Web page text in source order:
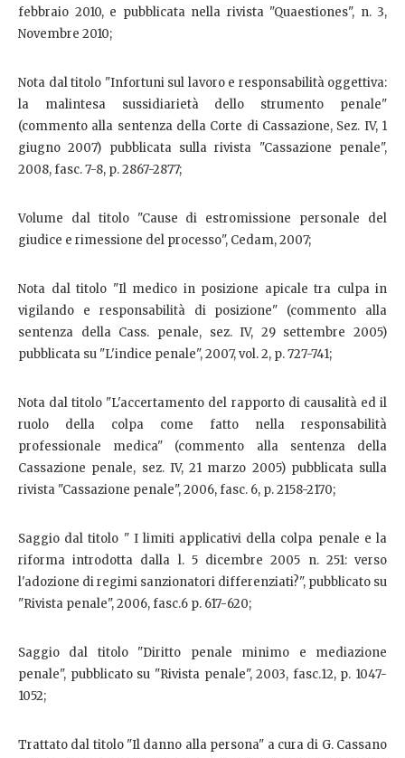
febbraio 2010, e pubblicata nella rivista "Quaestiones", n. 3,
Novembre 2010;
Nota dal titolo "Infortuni sul lavoro e responsabilità oggettiva:
la malintesa sussidiarietà dello strumento penale"
(commento alla sentenza della Corte di Cassazione, Sez. IV, 1
giugno 2007) pubblicata sulla rivista "Cassazione penale",
2008, fasc. 7-8, p. 2867-2877;
Volume dal titolo "Cause di estromissione personale del
giudice e rimessione del processo", Cedam, 2007;
Nota dal titolo "Il medico in posizione apicale tra culpa in
vigilando e responsabilità di posizione" (commento alla
sentenza della Cass. penale, sez. IV, 29 settembre 2005)
pubblicata su "L'indice penale", 2007, vol. 2, p. 727-741;
Nota dal titolo "L'accertamento del rapporto di causalità ed il
ruolo della colpa come fatto nella responsabilità
professionale medica" (commento alla sentenza della
Cassazione penale, sez. IV, 21 marzo 2005) pubblicata sulla
rivista "Cassazione penale", 2006, fasc. 6, p. 2158-2170;
Saggio dal titolo " I limiti applicativi della colpa penale e la
riforma introdotta dalla l. 5 dicembre 2005 n. 251: verso
l'adozione di regimi sanzionatori differenziati?", pubblicato su
"Rivista penale", 2006, fasc.6 p. 617-620;
Saggio dal titolo "Diritto penale minimo e mediazione
penale", pubblicato su "Rivista penale", 2003, fasc.12, p. 1047-
1052;
Trattato dal titolo "Il danno alla persona" a cura di G. Cassano